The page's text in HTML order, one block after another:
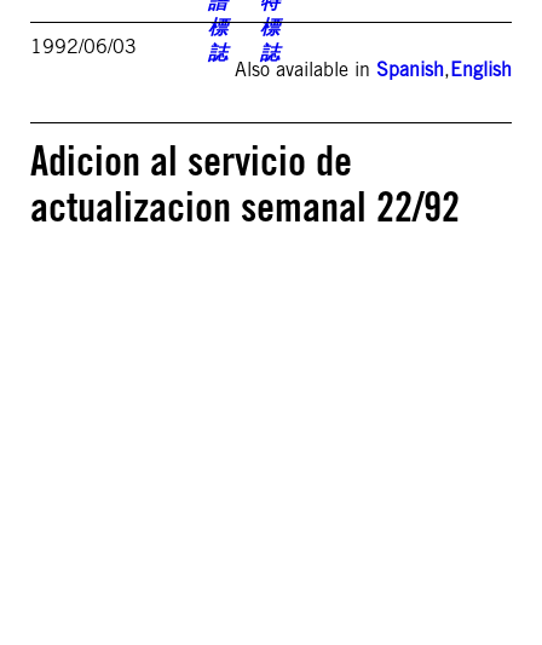
1992/06/03
Also available in Spanish,English
Adicion al servicio de
actualizacion semanal 22/92